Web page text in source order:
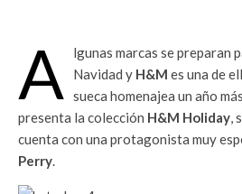
A
lgunas marcas se preparan
Navidad y H&M es una de
sueca homenajea un año
presenta la colección H&M Holiday,
cuenta con una protagonista muy
Perry.